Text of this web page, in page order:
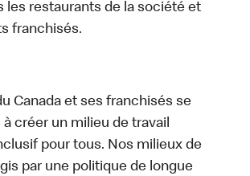
les restaurants de la société et
franchisés.
Canada et ses franchisés se
créer un milieu de travail
pour tous. Nos milieux de
par une politique de longue